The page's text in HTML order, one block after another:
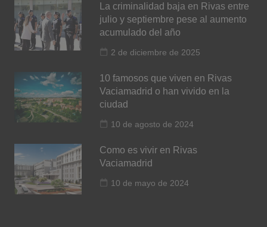
La criminalidad baja en Rivas entre
julio y septiembre pese al aumento
acumulado del año
2 de diciembre de 2025
10 famosos que viven en Rivas
Vaciamadrid o han vivido en la
ciudad
10 de agosto de 2024
Como es vivir en Rivas
Vaciamadrid
10 de mayo de 2024